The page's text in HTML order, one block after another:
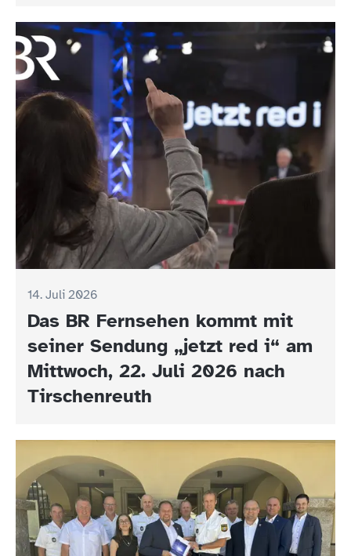
14. Juli 2026
Das BR Fernsehen kommt mit
seiner Sendung „jetzt red i“ am
Mittwoch, 22. Juli 2026 nach
Tirschenreuth